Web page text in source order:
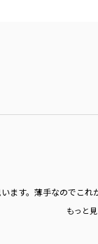
ます。薄手なのでこ
もっと